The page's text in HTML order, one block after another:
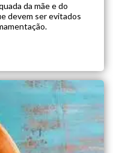
da mãe e do
devem ser evitados